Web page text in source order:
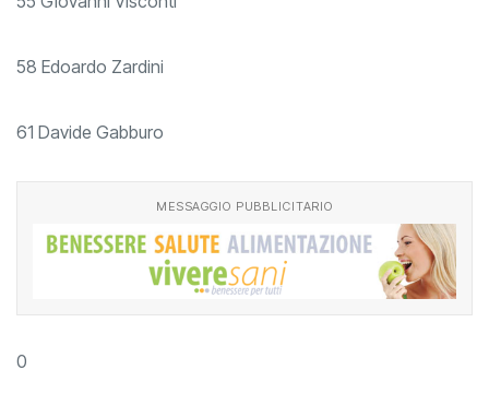
58 Edoardo Zardini
61 Davide Gabburo
MESSAGGIO PUBBLICITARIO
0